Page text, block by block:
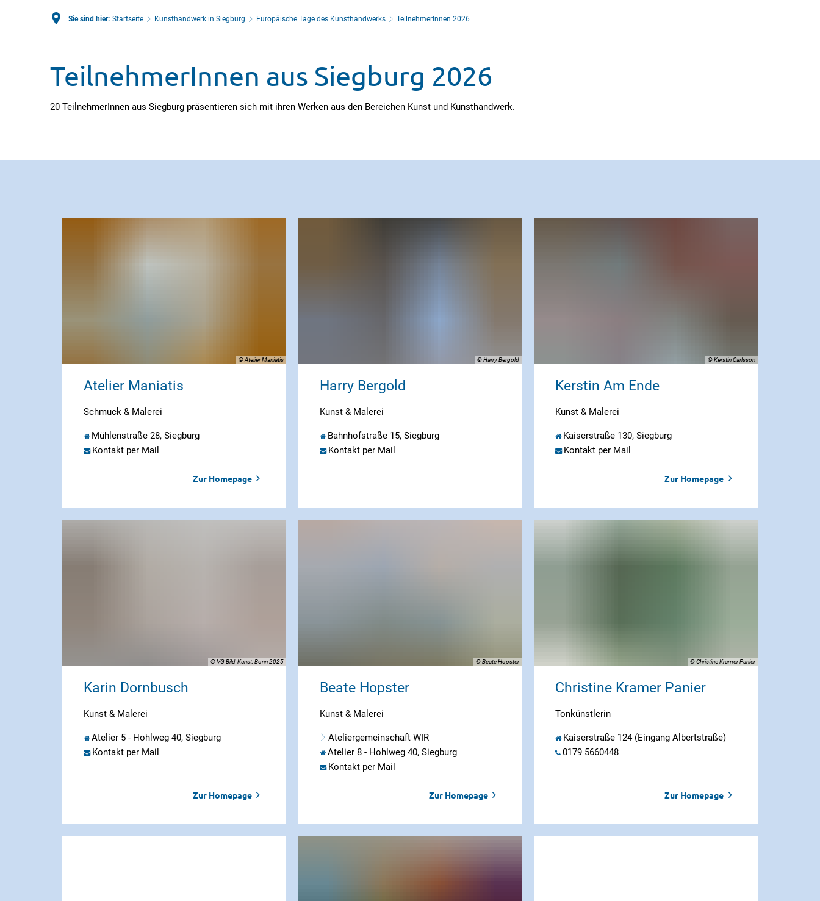
Sie sind hier: Startseite Kunsthandwerk in Siegburg Europäische Tage des Kunsthandwerks TeilnehmerInnen 2026
TeilnehmerInnen
2026
–
TeilnehmerInnen aus Siegburg 2026
20 TeilnehmerInnen aus Siegburg präsentieren sich mit ihren Werken aus den Bereichen Kunst und Kunsthandwerk.
© Atelier Maniatis
Atelier Maniatis
Schmuck & Malerei
Mühlenstraße 28, Siegburg
Kontakt per Mail
Zur Homepage
© Harry Bergold
Harry Bergold
Kunst & Malerei
Bahnhofstraße 15, Siegburg
Kontakt per Mail
© Kerstin Carlsson
Kerstin Am Ende
Kunst & Malerei
Kaiserstraße 130, Siegburg
Kontakt per Mail
Zur Homepage
© VG Bild-Kunst, Bonn 2025
Karin Dornbusch
Kunst & Malerei
Atelier 5 - Hohlweg 40, Siegburg
Kontakt per Mail
Zur Homepage
© Beate Hopster
Beate Hopster
Kunst & Malerei
Ateliergemeinschaft WIR
Atelier 8 - Hohlweg 40, Siegburg
Kontakt per Mail
Zur Homepage
© Christine Kramer Panier
Christine Kramer Panier
Tonkünstlerin
Kaiserstraße 124 (Eingang Albertstraße)
0179 5660448
Zur Homepage